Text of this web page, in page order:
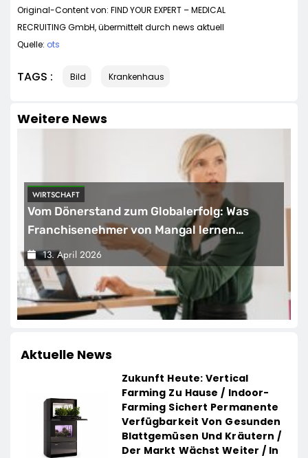
Original-Content von: FIND YOUR EXPERT – MEDICAL
RECRUITING GmbH, übermittelt durch news aktuell
Quelle: ots
TAGS : Bild Krankenhaus
Weitere News
WIRTSCHAFT
Vom Dönerstand zum Globalerfolg: Was
Franchisenehmer von Mangal lernen
können
13. April 2026
Aktuelle News
Zukunft Heute: Vertical
Farming Zu Hause / Indoor-
Farming Sichert Permanente
Verfügbarkeit Von Gesunden
Blattgemüsen Und Kräutern /
Der Markt Wächst Weiter / In